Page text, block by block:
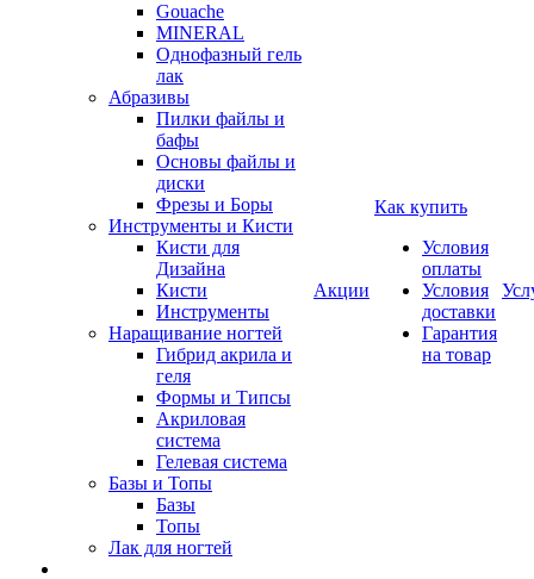
Gouache
MINERAL
Однофазный гель
лак
Абразивы
Пилки файлы и
бафы
Основы файлы и
диски
Фрезы и Боры
Инструменты и Кисти
Кисти для
Дизайна
Кисти
Инструменты
Наращивание ногтей
Гибрид акрила и
геля
Формы и Типсы
Акриловая
система
Гелевая система
Базы и Топы
Базы
Топы
Лак для ногтей
Акции
Как купить
Условия
оплаты
Условия
доставки
Гарантия
на товар